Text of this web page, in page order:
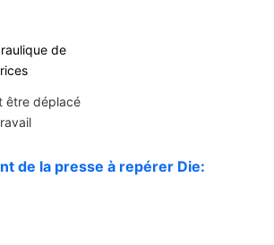
de
être déplacé
de la presse à repérer Die: